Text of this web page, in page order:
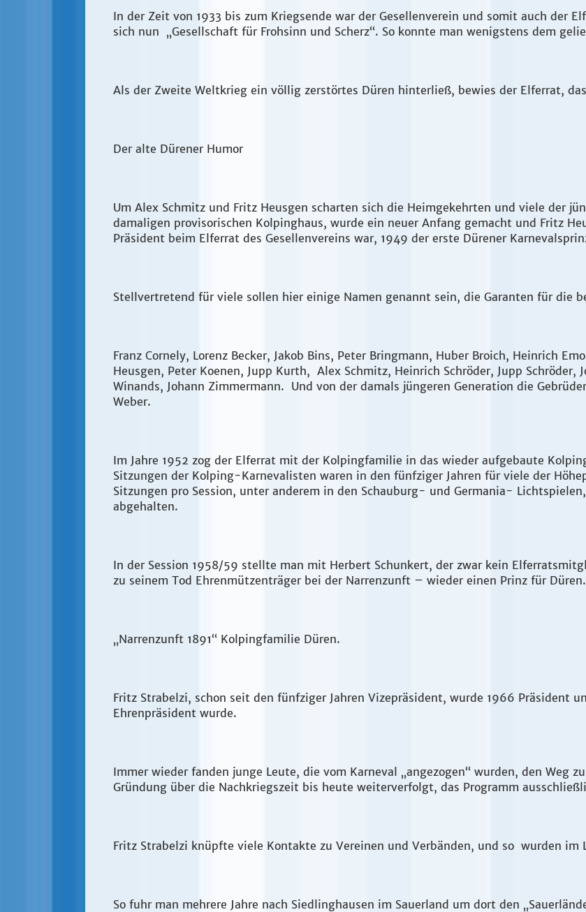
In der Zeit von 1933 bis zum Kriegsende war der Gesellenverein und somit auch der
sich nun „Gesellschaft für Frohsinn und Scherz“. So konnte man wenigstens dem
Als der Zweite Weltkrieg ein völlig zerstörtes Düren hinterließ, bewies der Elferrat,
Der alte Dürener Humor
Um Alex Schmitz und Fritz Heusgen scharten sich die Heimgekehrten und viele der
damaligen provisorischen Kolpinghaus, wurde ein neuer Anfang gemacht und Fritz
Präsident beim Elferrat des Gesellenvereins war, 1949 der erste Dürener
Stellvertretend für viele sollen hier einige Namen genannt sein, die Garanten für die
Franz Cornely, Lorenz Becker, Jakob Bins, Peter Bringmann, Huber Broich, Heinrich
Heusgen, Peter Koenen, Jupp Kurth, Alex Schmitz, Heinrich Schröder, Jupp Schröder,
Winands, Johann Zimmermann. Und von der damals jüngeren Generation die
Weber.
Im Jahre 1952 zog der Elferrat mit der Kolpingfamilie in das wieder aufgebaute
Sitzungen der Kolping-Karnevalisten waren in den fünfziger Jahren für viele der
Sitzungen pro Session, unter anderem in den Schauburg- und Germania-
abgehalten.
In der Session 1958/59 stellte man mit Herbert Schunkert, der zwar kein
zu seinem Tod Ehrenmützenträger bei der Narrenzunft – wieder einen Prinz für
„Narrenzunft 1891“ Kolpingfamilie Düren.
Fritz Strabelzi, schon seit den fünfziger Jahren Vizepräsident, wurde 1966 Präsident
Ehrenpräsident wurde.
Immer wieder fanden junge Leute, die vom Karneval „angezogen“ wurden, den Weg
Gründung über die Nachkriegszeit bis heute weiterverfolgt, das Programm
Fritz Strabelzi knüpfte viele Kontakte zu Vereinen und Verbänden, und so wurden im
So fuhr man mehrere Jahre nach Siedlinghausen im Sauerland um dort den